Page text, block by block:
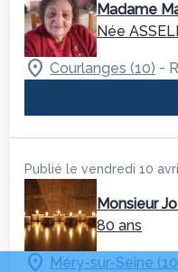
Madame
Née
Courlanges (10) -
Publié le vendredi 10
Monsieur
80 ans
Méry-sur-Seine